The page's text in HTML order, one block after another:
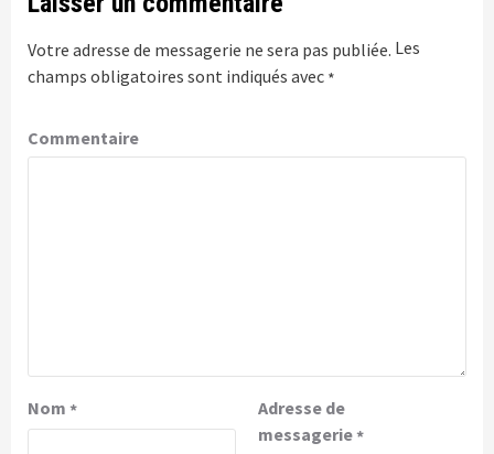
Votre adresse de messagerie ne sera pas publiée. Les
champs obligatoires sont indiqués avec *
Commentaire
Nom *
Adresse de
messagerie*